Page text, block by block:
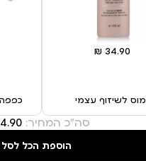
מוס לשיזוף עצמי
סה"כ המחיר: ‏44.90 ₪
הוספת הכל לסל